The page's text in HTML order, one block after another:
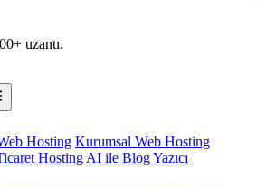
uzantı.
Hosting Kurumsal Web Hosting
Hosting AI ile Blog Yazıcı